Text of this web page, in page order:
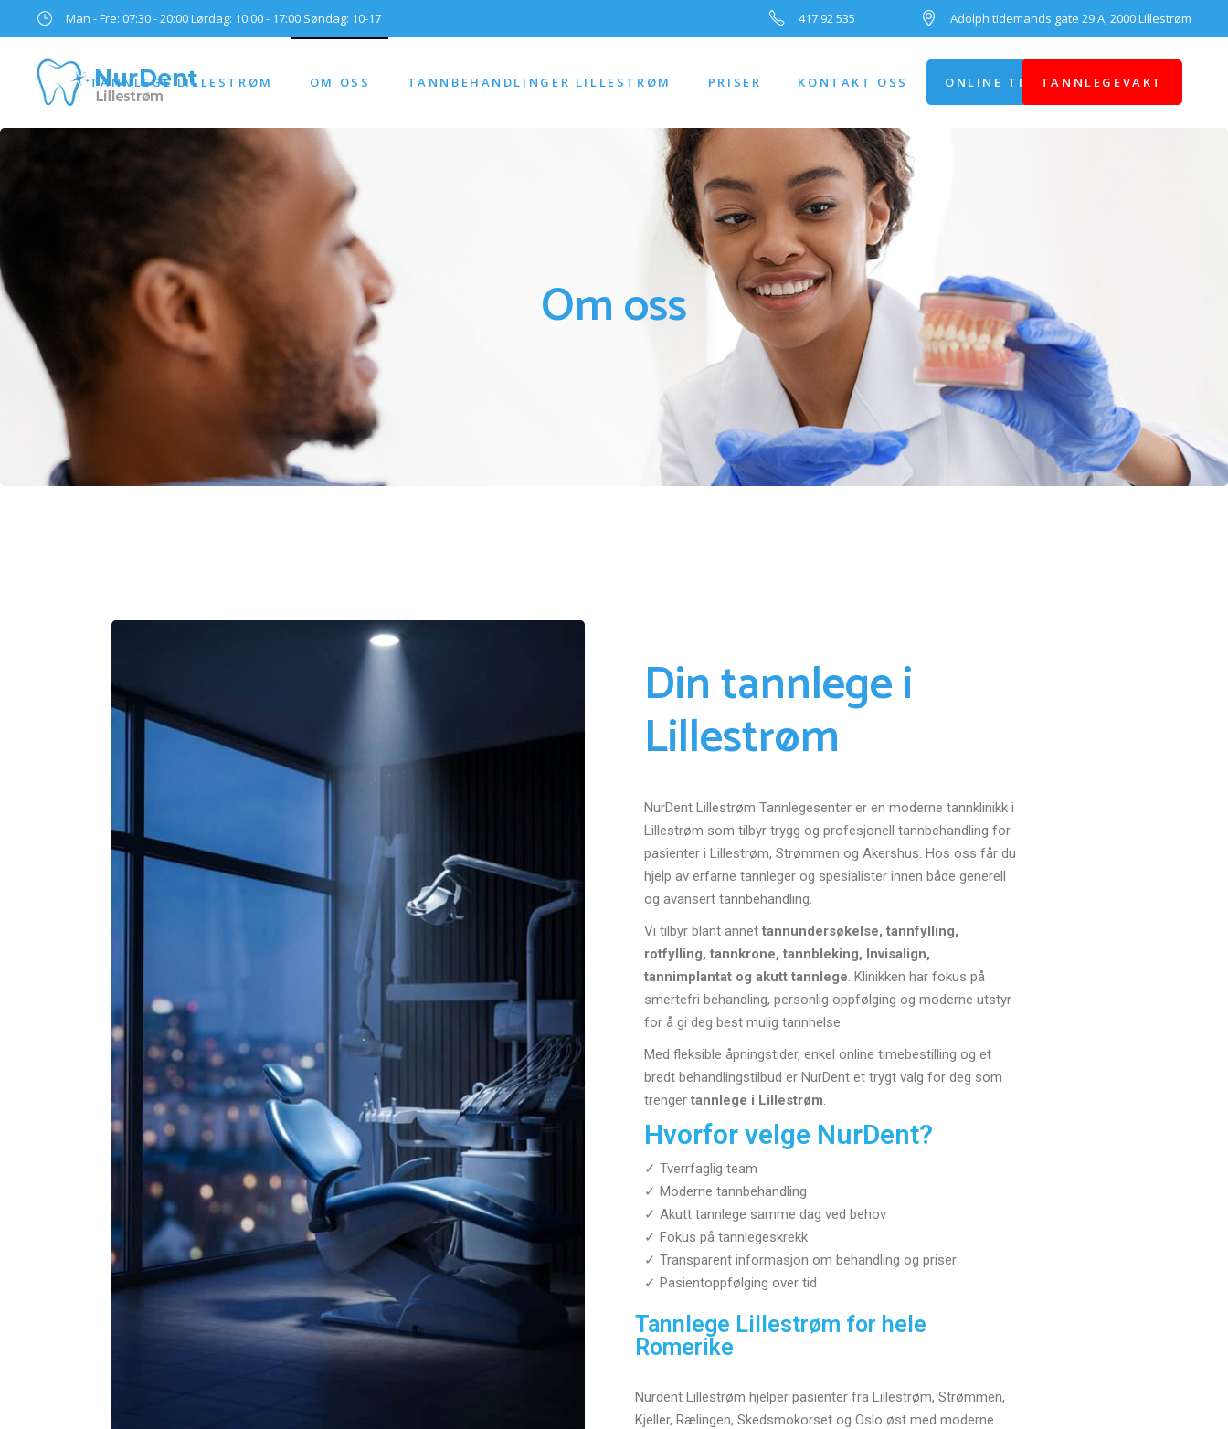
Man - Fre: 07:30 - 20:00 Lørdag: 10:00 - 17:00 Søndag: 10-17 417 92 535 Adolph tidemands gate 29 A, 2000 Lillestrøm
TANNLEGE LILLESTRØM OM OSS TANNBEHANDLINGER LILLESTRØM PRISER KONTAKT OSS ONLINE TIMEBESTILLING
TANNLEGEVAKT
Om oss
Din tannlege i
Lillestrøm
NurDent Lillestrøm Tannlegesenter er en moderne tannklinikk i
Lillestrøm som tilbyr trygg og profesjonell tannbehandling for
pasienter i Lillestrøm, Strømmen og Akershus. Hos oss får du
hjelp av erfarne tannleger og spesialister innen både generell
og avansert tannbehandling.
Vi tilbyr blant annet tannundersøkelse, tannfylling,
rotfylling, tannkrone, tannbleking, Invisalign,
tannimplantat og akutt tannlege. Klinikken har fokus på
smertefri behandling, personlig oppfølging og moderne utstyr
for å gi deg best mulig tannhelse.
Med fleksible åpningstider, enkel online timebestilling og et
bredt behandlingstilbud er NurDent et trygt valg for deg som
trenger tannlege i Lillestrøm.
Hvorfor velge NurDent?
✓ Tverrfaglig team
✓ Moderne tannbehandling
✓ Akutt tannlege samme dag ved behov
✓ Fokus på tannlegeskrekk
✓ Transparent informasjon om behandling og priser
✓ Pasientoppfølging over tid
Tannlege Lillestrøm for hele
Romerike
Nurdent Lillestrøm hjelper pasienter fra Lillestrøm, Strømmen,
Kjeller, Rælingen, Skedsmokorset og Oslo øst med moderne